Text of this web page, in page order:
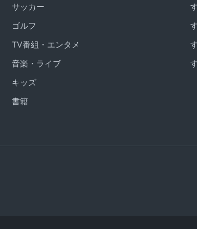
サッカー
ゴルフ
TV番組・エンタメ
音楽・ライブ
キッズ
書籍